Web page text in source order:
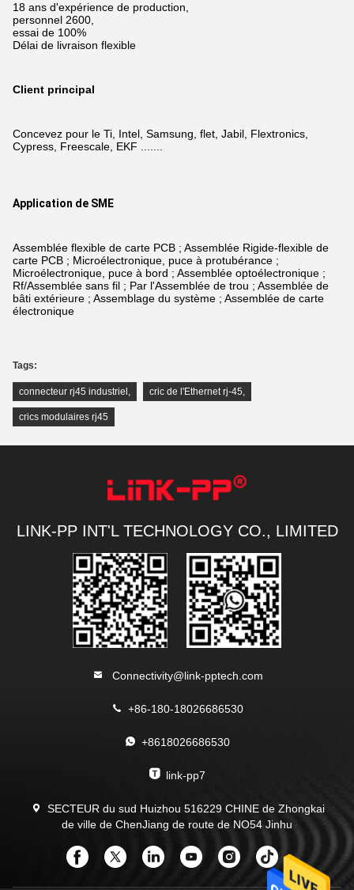
18 ans d'expérience de production,
personnel 2600,
essai de 100%
Délai de livraison flexible
Client principal
Concevez pour le Ti, Intel, Samsung, flet, Jabil, Flextronics,
Cypress, Freescale, EKF .......
Application de SME
Assemblée flexible de carte PCB ; Assemblée Rigide-flexible de
carte PCB ; Microélectronique, puce à protubérance ;
Microélectronique, puce à bord ; Assemblée optoélectronique ;
Rf/Assemblée sans fil ; Par l'Assemblée de trou ; Assemblée de
bâti extérieure ; Assemblage du système ; Assemblée de carte
électronique
Tags:
connecteur rj45 industriel , cric de l'Ethernet rj-45,
crics modulaires rj45
LINK-PP INT'L TECHNOLOGY CO., LIMITED
Connectivity@link-pptech.com
+86-180-18026686530
+8618026686530
link-pp7
SECTEUR du sud Huizhou 516229 CHINE de Zhongkai
de ville de ChenJiang de route de NO54 Jinhu